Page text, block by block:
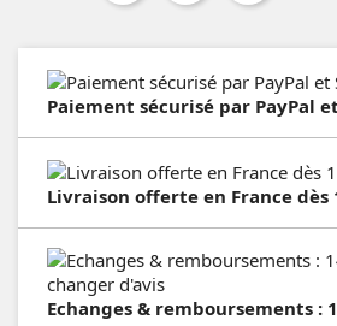
Paiement sécurisé par PayPal
Livraison offerte en France dès
Echanges & remboursements :